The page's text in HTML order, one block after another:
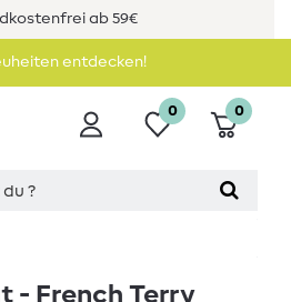
ab 59€
entdecken!
0 0
- French Terry